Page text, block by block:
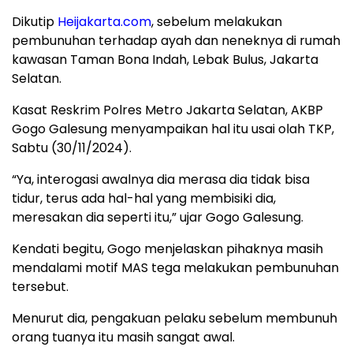
Dikutip Heijakarta.com, sebelum melakukan
pembunuhan terhadap ayah dan neneknya di rumah
kawasan Taman Bona Indah, Lebak Bulus, Jakarta
Selatan.
Kasat Reskrim Polres Metro Jakarta Selatan, AKBP
Gogo Galesung menyampaikan hal itu usai olah TKP,
Sabtu (30/11/2024).
“Ya, interogasi awalnya dia merasa dia tidak bisa
tidur, terus ada hal-hal yang membisiki dia,
meresakan dia seperti itu,” ujar Gogo Galesung.
Kendati begitu, Gogo menjelaskan pihaknya masih
mendalami motif MAS tega melakukan pembunuhan
tersebut.
Menurut dia, pengakuan pelaku sebelum membunuh
orang tuanya itu masih sangat awal.